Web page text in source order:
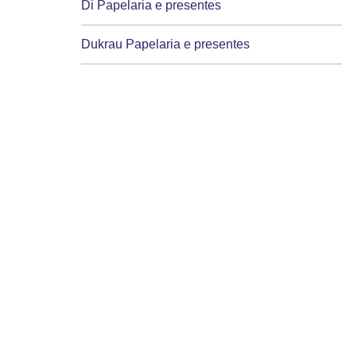
Di Papelaria e presentes
Dukrau Papelaria e presentes